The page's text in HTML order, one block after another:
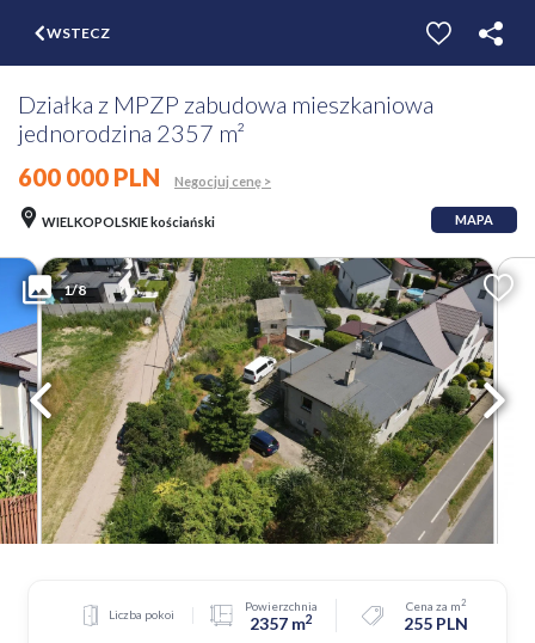
WSTECZ
Działka z MPZP zabudowa mieszkaniowa
jednorodzina 2357 m²
600 000 PLN
Negocjuj cenę >
WIELKOPOLSKIE kościański MAPA
1/8
Liczba pokoi
Powierzchnia
2357 m2
Cena za m2
255 PLN